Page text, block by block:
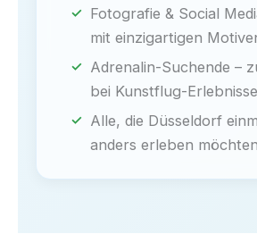
Fotografie & Social
mit einzigartigen
Adrenalin-Suchende –
bei Kunstflug-
Alle, die Düsseldorf
anders erleben